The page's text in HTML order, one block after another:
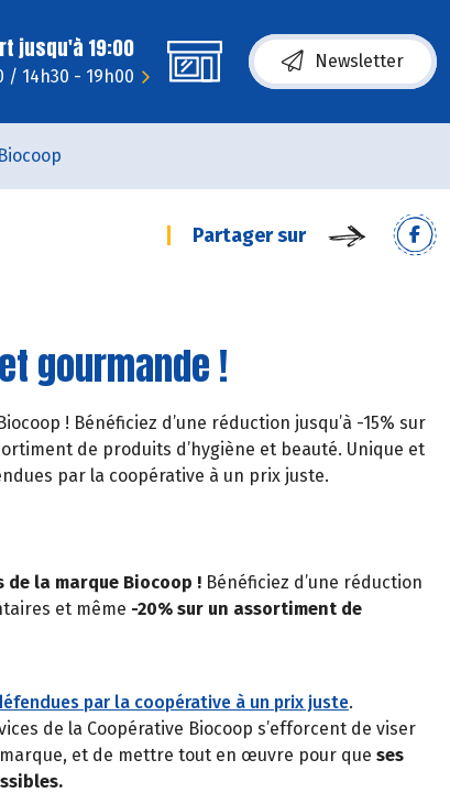
jusqu'à 19:00
/ 14h30 - 19h00
Newsletter
Biocoop
Partager sur
gourmande !
! Bénéficiez d’une réduction jusqu’à -15% sur
de produits d’hygiène et beauté. Unique et
par la coopérative à un prix juste.
de la marque Biocoop ! Bénéficiez d’une réduction
et même -20% sur un assortiment de
par la coopérative à un prix juste.
de la Coopérative Biocoop s’efforcent de viser
et de mettre tout en œuvre pour que ses